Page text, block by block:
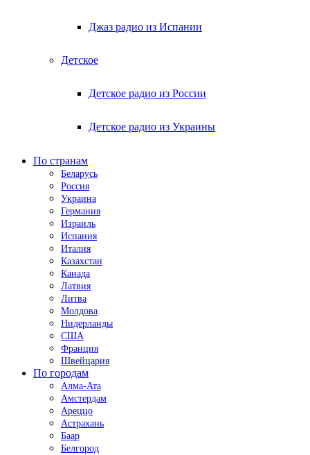
Джаз радио из Испании
Детское
Детское радио из России
Детское радио из Украины
По странам
Беларусь
Россия
Украина
Германия
Израиль
Испания
Италия
Казахстан
Канада
Латвия
Литва
Молдова
Нидерланды
США
Франция
Швейцария
По городам
Алма-Ата
Амстердам
Ареццо
Астрахань
Баар
Белгород